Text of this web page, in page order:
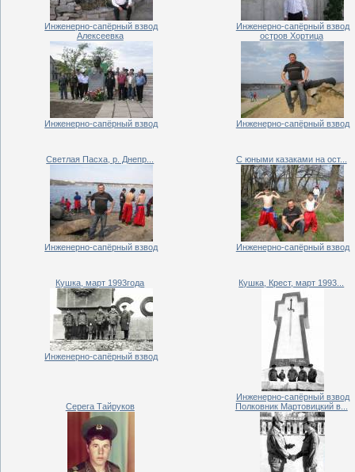
Инженерно-сапёрный взвод
Инженерно-сапёрный взвод
Алексеевка
Инженерно-сапёрный взвод
остров Хортица
Инженерно-сапёрный взвод
Светлая Пасха, р. Днепр...
Инженерно-сапёрный взвод
С юными казаками на ост...
Инженерно-сапёрный взвод
Кушка, март 1993года
Инженерно-сапёрный взвод
Кушка, Крест, март 1993...
Инженерно-сапёрный взвод
Серега Тайруков
Полковник Мартовицкий в...